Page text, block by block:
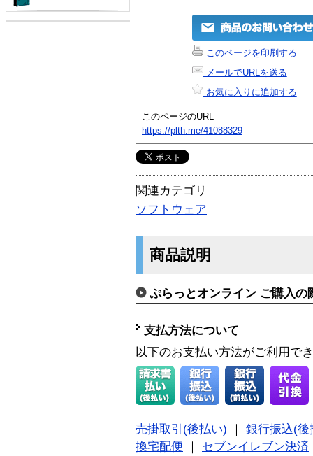
このページを印刷する
メールでURLを送る
お気に入りに追加する
このページのURL
https://plth.me/41088329
関連カテゴリ
ソフトウェア
商品説明
ぷらっとオンライン ご購入の
支払方法について
以下のお支払い方法がご利用で
売掛取引(後払い)
銀行振込(後
換宅配便
セブンイレブン決済